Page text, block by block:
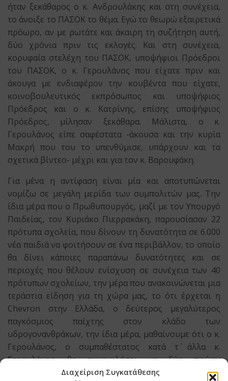
Διαχείριση Συγκατάθεσης
ήταν ξεκάθαρος ο κ. Ανδρουλάκης και στη συνέχεια,
το άνοιξε το ΠΑΣΟΚ το θέμα. Εγώ το θεωρώ εξαιρετικά
πρόωρο, αν με ρωτάτε και άκαιρη τη συζήτηση αυτή,
δύο χρόνια πριν τις εκλογές. Και στη συνέχεια,
κορυφαία στελέχη του ΠΑΣΟΚ, υποψήφιοι Πρόεδροι
του ΠΑΣΟΚ, ο κ. Γερουλάνος που είχατε πριν και
άκουγα με ενδιαφέρον την κουβέντα που είχατε,
κοινοβουλευτικός εκπρόσωπος και υποψήφιος
Πρόεδρος και ο κ. Κατρίνης, επίσης υποψήφιος
Πρόεδρος, μίλησαν ξεκάθαρα. Μάλιστα, ο κ.
Γερουλάνος είπε σαφέστατα -άκουσα και την κυρία
Μακρή που του το υπενθύμισε, υπάρχουν και τα
σχετικά βίντεο- μέχρι και για τον κ. Βαρουφάκη.
Για μένα η αντίφαση είναι μία και αποτυπώνεται
νομίζω σε μεγάλη μερίδα των συμπολιτών μας. Την
ίδια μέρα που ο Πρωθυπουργός, μαζί με τον Υπουργό
Παιδείας, τον Κυριάκο Πιερρακάκη, παρουσίασαν 22
πρότυπα σχολεία, που δίνουν τη δυνατότητα σε 6.000
νέα παιδιά να φοιτήσουν σε ένα περιβάλλον, το οποίο
θα δίνει κάποιες παραπάνω δυνατότητες και σε
περιοχές που θέλουν ενίσχυση σε συνέχεια των 40
πρότυπων σχολείων, την μέρα που ανακοινώνεται μια
τεράστια είδηση για τη χώρα μας, το ότι έρχεται η
Chevron στην Ελλάδα, ο δεύτερος μεγαλύτερος
παγκόσμιος παίχτης στον κλάδο των
υδρογονανθράκων, την ίδια μέρα, μαθαίνουμε ότι ο κ.
Γερουλάνος, ο συμπαθέστατος κατά τ΄ άλλα κ.
Γερουλάνος, θα συνομιλήσει με δύο πρώην
Υπουργούς του ΣΥΡΙΖΑ, δύο πρώην Υπουργούς του κ.